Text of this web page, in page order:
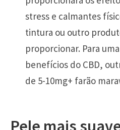
stress e calmantes
tintura ou outro
proporcionar. Para
benefícios do CBD,
de 5-10mg+ farão